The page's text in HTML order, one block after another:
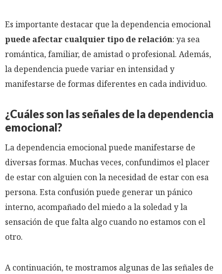
Es importante destacar que la dependencia emocional
puede afectar cualquier tipo de relación: ya sea
romántica, familiar, de amistad o profesional. Además,
la dependencia puede variar en intensidad y
manifestarse de formas diferentes en cada individuo.
¿Cuáles son las señales de la dependencia
emocional?
La dependencia emocional puede manifestarse de
diversas formas. Muchas veces, confundimos el placer
de estar con alguien con la necesidad de estar con esa
persona. Esta confusión puede generar un pánico
interno, acompañado del miedo a la soledad y la
sensación de que falta algo cuando no estamos con el
otro.
A continuación, te mostramos algunas de las señales de